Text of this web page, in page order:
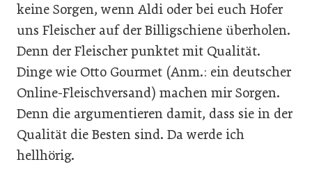
keine Sorgen, wenn Aldi oder bei euch Hofer
uns Fleischer auf der Billigschiene überholen.
Denn der Fleischer punktet mit Qualität.
Dinge wie Otto Gourmet (Anm.: ein deutscher
Online-Fleischversand) machen mir Sorgen.
Denn die argumentieren damit, dass sie in der
Qualität die Besten sind. Da werde ich
hellhörig.